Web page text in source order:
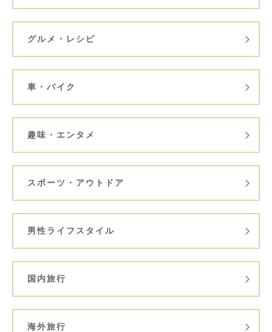
グルメ・レシピ
車・バイク
趣味・エンタメ
スポーツ・アウトドア
男性ライフスタイル
国内旅行
海外旅行